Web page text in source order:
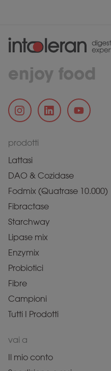
enjoy food
prodotti
Lattasi
DAO & Cozidase
Fodmix (Quatrase 10.000)
Fibractase
Starchway
Lipase mix
Enzymix
Probiotici
Fibre
Campioni
Tutti I Prodotti
vai a
Il mio conto